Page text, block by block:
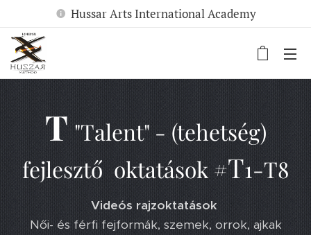
Hussar Arts International Academy
T "Talent" - (tehetség)
fejlesztő oktatások#T1-T8
Videós rajzoktatások
Női- és férfi fejformák, szemek, orrok, ajkak